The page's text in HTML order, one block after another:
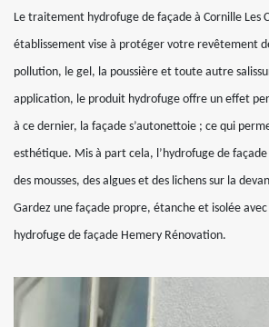
Le traitement hydrofuge de façade à Cornille Les
établissement vise à protéger votre revêtement
pollution, le gel, la poussière et toute autre
application, le produit hydrofuge offre un effet
à ce dernier, la façade s’autonettoie ; ce qui
esthétique. Mis à part cela, l’hydrofuge de
des mousses, des algues et des lichens sur la
Gardez une façade propre, étanche et isolée avec
hydrofuge de façade Hemery Rénovation.